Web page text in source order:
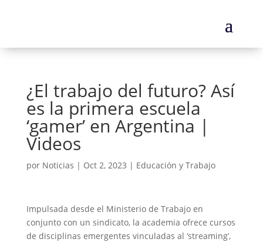
¿El trabajo del futuro? Así
es la primera escuela
‘gamer’ en Argentina |
Videos
por Noticias | Oct 2, 2023 | Educación y Trabajo
Impulsada desde el Ministerio de Trabajo en
conjunto con un sindicato, la academia ofrece cursos
de disciplinas emergentes vinculadas al ‘streaming’,